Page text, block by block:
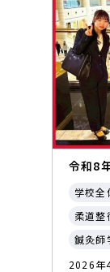
令和8
学校全
柔道整
鍼灸師
2026年